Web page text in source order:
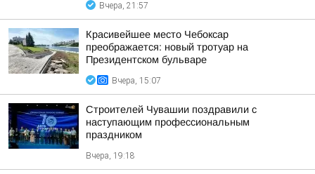
Вчера, 21:57
Красивейшее место Чебоксар
преображается: новый тротуар на
Президентском бульваре
Вчера, 15:07
Строителей Чувашии поздравили с
наступающим профессиональным
праздником
Вчера, 19:18